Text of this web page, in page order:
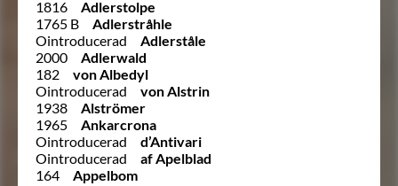
1816
Adlerstolpe
1765 B
Adlerstråhle
Ointroducerad
Adlerståle
2000
Adlerwald
182
von Albedyl
Ointroducerad
von Alstrin
1938
Alströmer
1965
Ankarcrona
Ointroducerad
d’Antivari
Ointroducerad
af Apelblad
164
Appelbom